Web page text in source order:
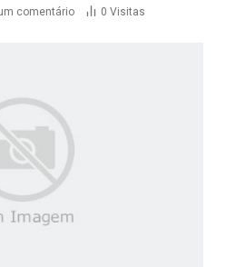
comentário 0 Visitas